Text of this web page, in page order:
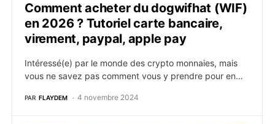
Comment acheter du dogwifhat (WIF)
en 2026 ? Tutoriel carte bancaire,
virement, paypal, apple pay
Intéressé(e) par le monde des crypto monnaies, mais
vous ne savez pas comment vous y prendre pour en…
PAR FLAYDEM 4 novembre 2024